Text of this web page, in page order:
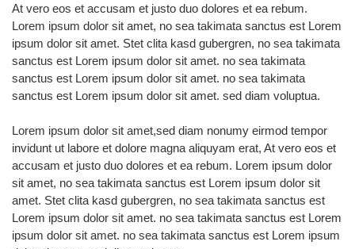
At vero eos et accusam et justo duo dolores et ea rebum.
Lorem ipsum dolor sit amet, no sea takimata sanctus est Lorem
ipsum dolor sit amet. Stet clita kasd gubergren, no sea takimata
sanctus est Lorem ipsum dolor sit amet. no sea takimata
sanctus est Lorem ipsum dolor sit amet. no sea takimata
sanctus est Lorem ipsum dolor sit amet. sed diam voluptua.
Lorem ipsum dolor sit amet,sed diam nonumy eirmod tempor
invidunt ut labore et dolore magna aliquyam erat, At vero eos et
accusam et justo duo dolores et ea rebum. Lorem ipsum dolor
sit amet, no sea takimata sanctus est Lorem ipsum dolor sit
amet. Stet clita kasd gubergren, no sea takimata sanctus est
Lorem ipsum dolor sit amet. no sea takimata sanctus est Lorem
ipsum dolor sit amet. no sea takimata sanctus est Lorem ipsum